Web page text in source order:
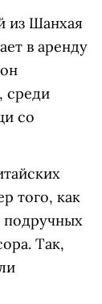
из Шанхая
в аренду
среди
со
того, как
подручных
Так,